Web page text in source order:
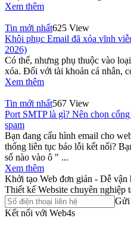
Xem thêm
Tin mới nhất625 View
Khôi phục Email đã xóa vĩnh
2026)
Có thể, nhưng phụ thuộc vào
xóa. Đối với tài khoản cá nhân,
Xem thêm
Tin mới nhất567 View
Port SMTP là gì? Nên chọn
spam
Bạn đang cấu hình email cho
thống liên tục báo lỗi kết nối?
số nào vào ô " ...
Xem thêm
Khởi tạo Web đơn giản - Dễ vận
Thiết kế Website chuyên nghiệp
Gửi
Kết nối với Web4s